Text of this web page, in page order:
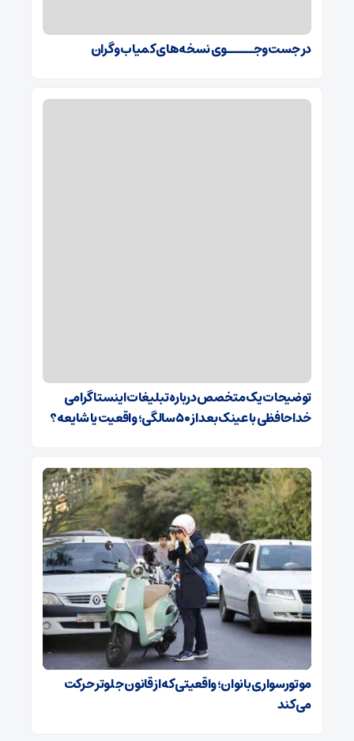
در جست‌وجـــــوی نسخه‌های کمیاب و گران
توضیحات یک متخصص درباره تبلیغات اینستاگرامی
خداحافظی با عینک بعد از ۵۰ سالگی؛ واقعیت یا شایعه؟
موتورسواری بانوان؛ واقعیتی که از قانون جلوتر حرکت
می‌کند